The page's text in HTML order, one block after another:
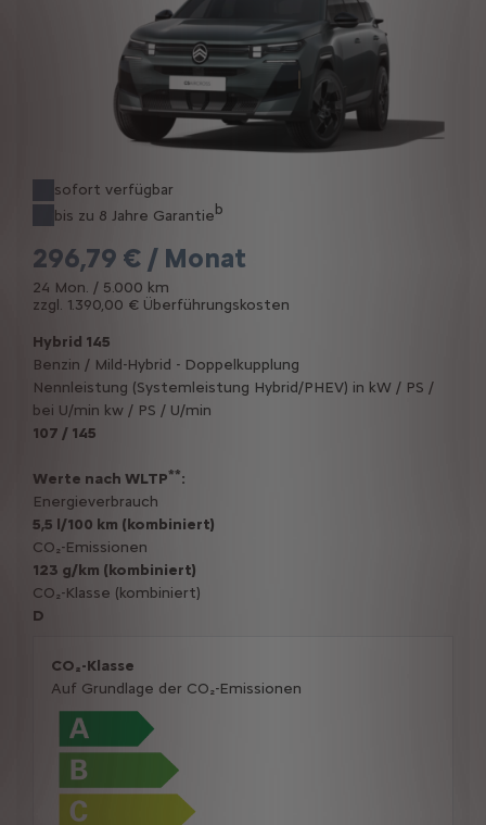
sofort verfügbar
bis zu 8 Jahre Garantieb
296,79 € / Monat
24 Mon. / 5.000 km
zzgl. 1.390,00 € Überführungskosten
Hybrid 145
Benzin / Mild-Hybrid - Doppelkupplung
Nennleistung (Systemleistung Hybrid/PHEV) in kW / PS /
bei U/min kw / PS / U/min
107 / 145
Werte nach WLTP**:
Energieverbrauch
5,5 l/100 km (kombiniert)
CO₂-Emissionen
123 g/km (kombiniert)
CO₂-Klasse (kombiniert)
D
CO₂-Klasse
Auf Grundlage der CO₂-Emissionen